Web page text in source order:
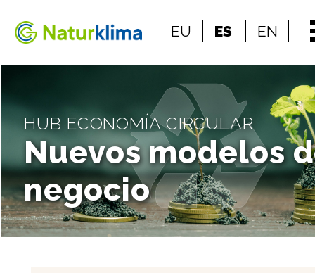
Ir a los contenidos
EU ES EN
HUB ECONOMÍA CIRCULAR
Nuevos modelos
negocio